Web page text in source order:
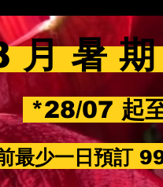
月 暑
*28/07 起
最少一日預訂